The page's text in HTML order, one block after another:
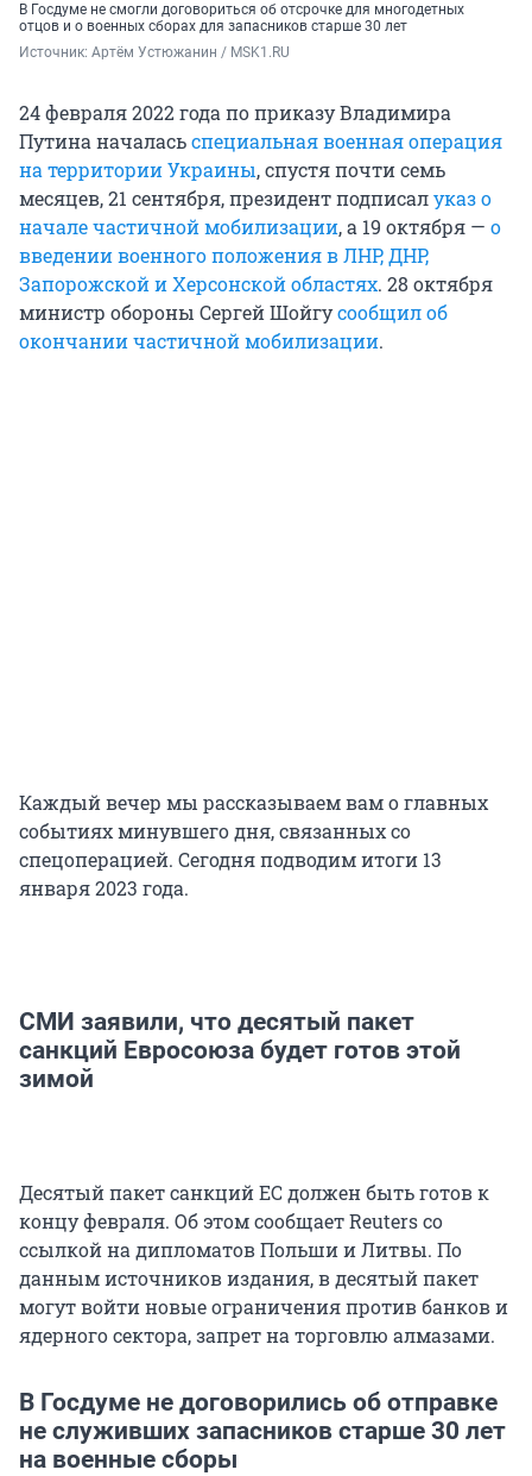
В Госдуме не смогли договориться об отсрочке для многодетных
отцов и о военных сборах для запасников старше 30 лет
Источник: Артём Устюжанин / MSK1.RU
24 февраля 2022 года по приказу Владимира
Путина началасьспециальная военная операция
на территории Украины, спустя почти семь
месяцев, 21 сентября, президент подписалуказ о
начале частичной мобилизации, а 19 октября — о
введении военного положения в ЛНР, ДНР,
Запорожской и Херсонской областях. 28 октября
министр обороны Сергей Шойгусообщил об
окончании частичной мобилизации.
Каждый вечер мы рассказываем вам о главных
событиях минувшего дня, связанных со
спецоперацией. Сегодня подводим итоги 13
января 2023 года.
СМИ заявили, что десятый пакет
санкций Евросоюза будет готов этой
зимой
Десятый пакет санкций ЕС должен быть готов к
концу февраля. Об этом сообщает Reuters со
ссылкой на дипломатов Польши и Литвы. По
данным источников издания, в десятый пакет
могут войти новые ограничения против банков и
ядерного сектора, запрет на торговлю алмазами.
В Госдуме не договорились об отправке
не служивших запасников старше 30 лет
на военные сборы